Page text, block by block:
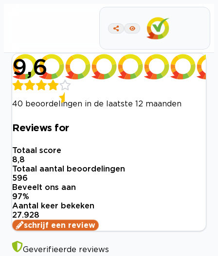
9,6
40 beoordelingen in de laatste 12 maanden
Reviews for
Totaal score
8,8
Totaal aantal beoordelingen
596
Beveelt ons aan
97%
Aantal keer bekeken
27.928
schrijf een review
Geverifieerde reviews